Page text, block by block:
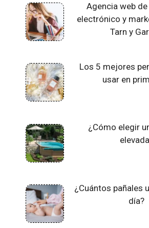
Agencia web
electrónico y
Tarn y
Los 5 mejores
usar en
¿Cómo elegir
¿Cuántos pañales
día?